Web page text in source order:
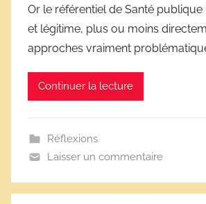
o
l
a
Or le référentiel de Santé publique
et légitime, plus ou moins
approches vraiment
Continuer la lecture
Réflexions
Laisser un commentaire